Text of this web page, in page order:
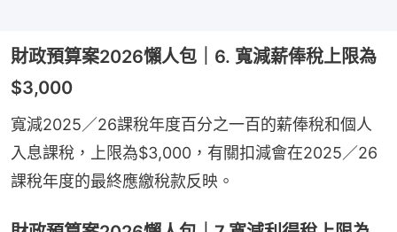
財政預算案2026懶人包｜6. 寬減薪俸稅上限為
$3,000
寬減2025／26課稅年度百分之一百的薪俸稅和個人
入息課稅，上限為$3,000，有關扣減會在2025／26
課稅年度的最終應繳稅款反映。